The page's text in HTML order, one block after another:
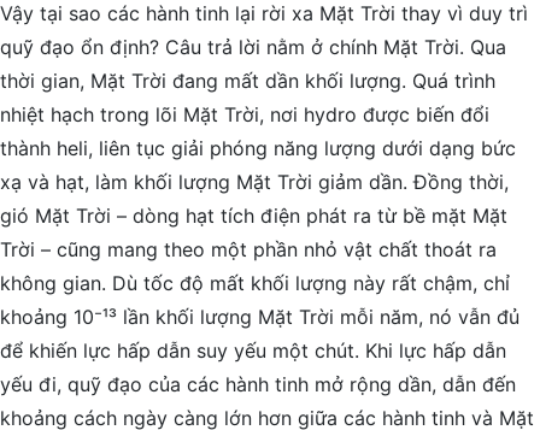
Vậy tại sao các hành tinh lại rời xa Mặt Trời thay vì duy trì
quỹ đạo ổn định? Câu trả lời nằm ở chính Mặt Trời. Qua
thời gian, Mặt Trời đang mất dần khối lượng. Quá trình
nhiệt hạch trong lõi Mặt Trời, nơi hydro được biến đổi
thành heli, liên tục giải phóng năng lượng dưới dạng bức
xạ và hạt, làm khối lượng Mặt Trời giảm dần. Đồng thời,
gió Mặt Trời – dòng hạt tích điện phát ra từ bề mặt Mặt
Trời – cũng mang theo một phần nhỏ vật chất thoát ra
không gian. Dù tốc độ mất khối lượng này rất chậm, chỉ
khoảng 10⁻¹³ lần khối lượng Mặt Trời mỗi năm, nó vẫn đủ
để khiến lực hấp dẫn suy yếu một chút. Khi lực hấp dẫn
yếu đi, quỹ đạo của các hành tinh mở rộng dần, dẫn đến
khoảng cách ngày càng lớn hơn giữa các hành tinh và Mặt